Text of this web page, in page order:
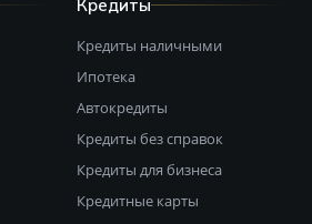
Кредиты
Кредиты наличными
Ипотека
Автокредиты
Кредиты без справок
Кредиты для бизнеса
Кредитные карты